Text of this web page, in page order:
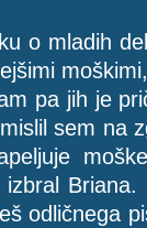
o mladih
pa jih je
sem na
odličnega